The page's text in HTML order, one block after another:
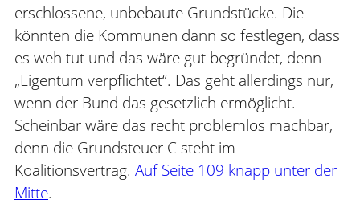
erschlossene, unbebaute Grundstücke. Die
könnten die Kommunen dann so festlegen, dass
es weh tut und das wäre gut begründet, denn
„Eigentum verpflichtet“. Das geht allerdings nur,
wenn der Bund das gesetzlich ermöglicht.
Scheinbar wäre das recht problemlos machbar,
denn die Grundsteuer C steht im
Koalitionsvertrag. Auf Seite 109 knapp unter der
Mitte.